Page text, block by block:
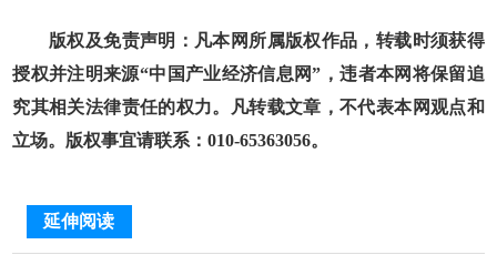
版权及免责声明：凡本网所属版权作品，转载时须获得
授权并注明来源“中国产业经济信息网”，违者本网将保留追
究其相关法律责任的权力。凡转载文章，不代表本网观点和
立场。版权事宜请联系：010-65363056。
延伸阅读